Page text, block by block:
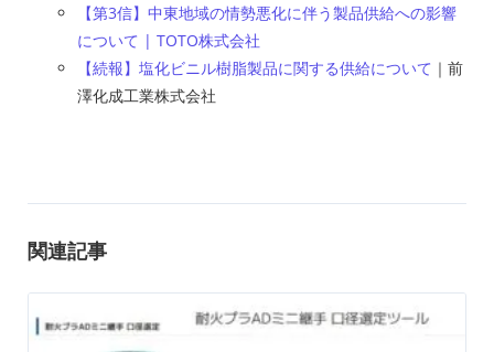
【第3信】中東地域の情勢悪化に伴う製品供給への影響
について | TOTO株式会社
【続報】塩化ビニル樹脂製品に関する供給について ｜前
澤化成工業株式会社
関連記事